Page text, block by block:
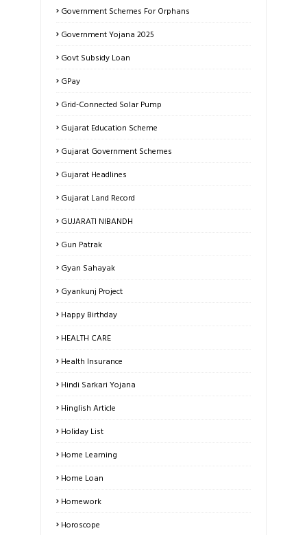
Government Schemes For Orphans
Government Yojana 2025
Govt Subsidy Loan
GPay
Grid-Connected Solar Pump
Gujarat Education Scheme
Gujarat Government Schemes
Gujarat Headlines
Gujarat Land Record
GUJARATI NIBANDH
Gun Patrak
Gyan Sahayak
Gyankunj Project
Happy Birthday
HEALTH CARE
Health Insurance
Hindi Sarkari Yojana
Hinglish Article
Holiday List
Home Learning
Home Loan
Homework
Horoscope